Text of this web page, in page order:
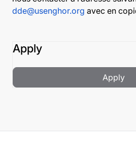
dde@usenghor.org avec en
Apply
Apply